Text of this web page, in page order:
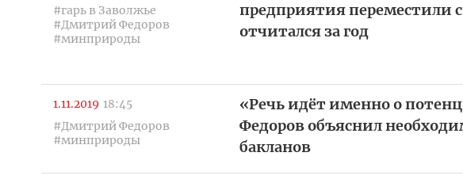
#гарь в Заволжье
#Дмитрий Федоров
#минприроды
предприятия переместили
отчитался за год
1.11.2019 18:45
#Дмитрий Федоров
#минприроды
«Речь идёт именно о
Федоров объяснил
бакланов